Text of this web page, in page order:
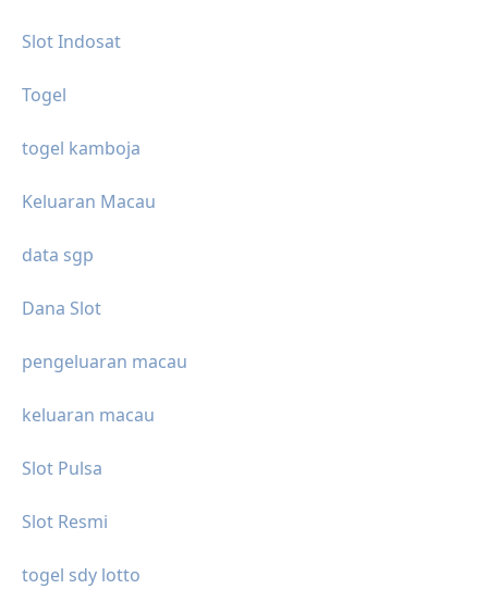
Slot Indosat
Togel
togel kamboja
Keluaran Macau
data sgp
Dana Slot
pengeluaran macau
keluaran macau
Slot Pulsa
Slot Resmi
togel sdy lotto